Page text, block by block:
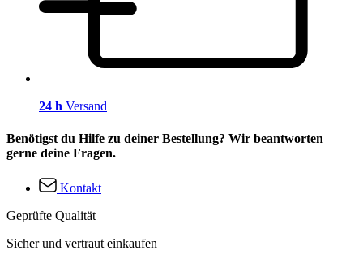
24 h Versand
Benötigst du Hilfe zu deiner Bestellung? Wir beantworten
gerne deine Fragen.
Kontakt
Geprüfte Qualität
Sicher und vertraut einkaufen